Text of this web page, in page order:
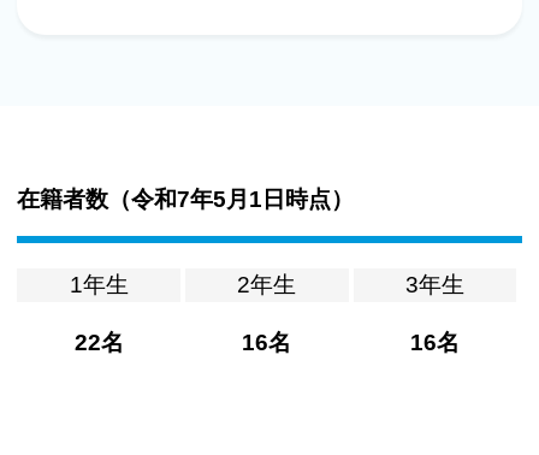
在籍者数（令和7年5月1日時点）
1年生
22名
2年生
16名
3年生
16名